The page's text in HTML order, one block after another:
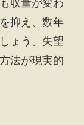
収量が変わ
抑え、数年
ょう。失望
法が現実的